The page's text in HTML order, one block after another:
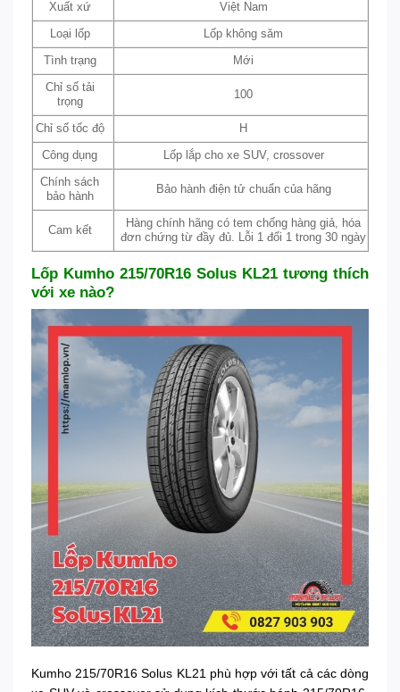
Xuất xứ Việt Nam
Loại lốp Lốp không săm
Tình trạng Mới
Chỉ số tải
trọng
100
Chỉ số tốc độ H
Công dụng Lốp lắp cho xe SUV, crossover
Chính sách
bảo hành
Bảo hành điện tử chuẩn của hãng
Cam kết
Hàng chính hãng có tem chống hàng giả, hóa
đơn chứng từ đầy đủ. Lỗi 1 đổi 1 trong 30 ngày
Lốp Kumho 215/70R16 Solus KL21 tương thích
với xe nào?
Kumho 215/70R16 Solus KL21 phù hợp với tất cả các dòng